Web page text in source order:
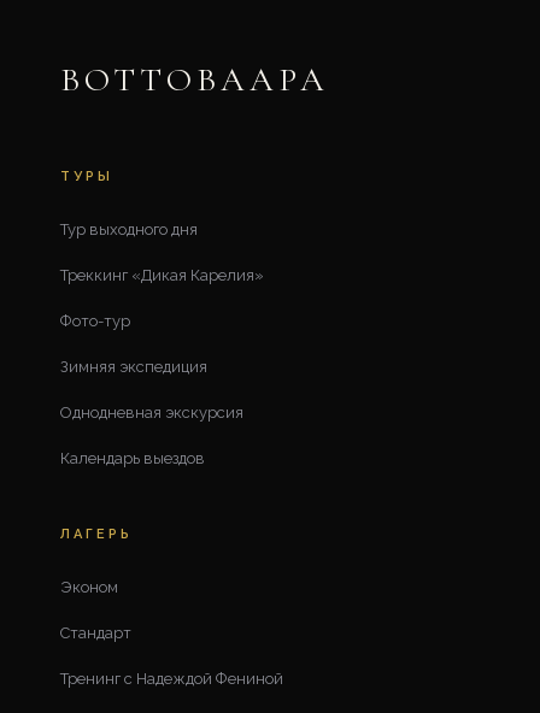
ВОТТОВААРА
ТУРЫ
Тур выходного дня
Треккинг «Дикая Карелия»
Фото-тур
Зимняя экспедиция
Однодневная экскурсия
Календарь выездов
ЛАГЕРЬ
Эконом
Стандарт
Тренинг с Надеждой Фениной